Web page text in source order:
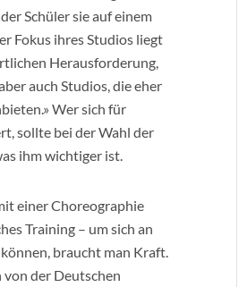
Schüler sie auf einem
Fokus ihres Studios liegt
Herausforderung,
auch Studios, die eher
Wer sich für
sollte bei der Wahl der
ihm wichtiger ist.
einer Choreographie
Training – um sich an
braucht man Kraft.
der Deutschen